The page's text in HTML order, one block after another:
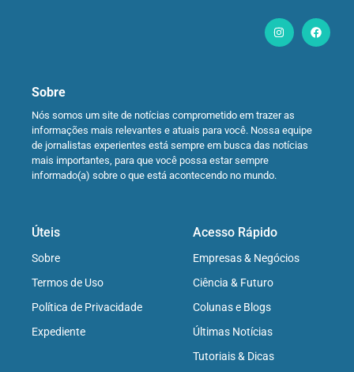
Sobre
Nós somos um site de notícias comprometido em trazer as
informações mais relevantes e atuais para você. Nossa equipe
de jornalistas experientes está sempre em busca das notícias
mais importantes, para que você possa estar sempre
informado(a) sobre o que está acontecendo no mundo.
Úteis
Sobre
Termos de Uso
Política de Privacidade
Expediente
Acesso Rápido
Empresas & Negócios
Ciência & Futuro
Colunas e Blogs
Últimas Notícias
Tutoriais & Dicas